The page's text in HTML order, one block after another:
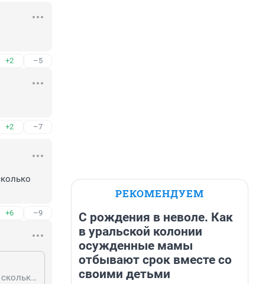
+2 –5
+2 –7
+6 –9
Долго думал? Когда нечего сказать, то можно к фамилиям докопаться. А сколько нерусских фамилий вокруг первого лица совсем не видно?
РЕКОМЕНДУЕМ
С рождения в неволе. Как
в уральской колонии
осужденные мамы
отбывают срок вместе со
своими детьми